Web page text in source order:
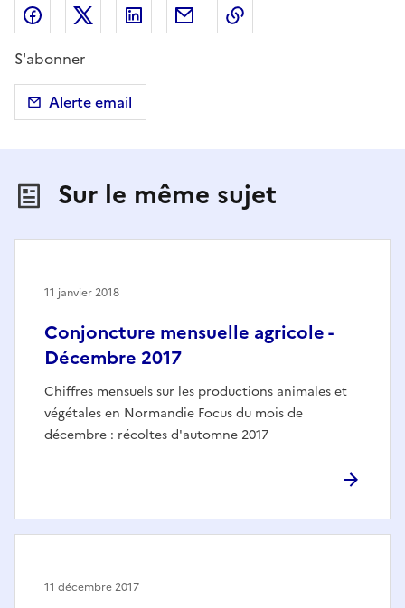
Partager sur Facebook
Partager sur X (anciennement Twitter)
Partager sur LinkedIn
Partager par email
S'abonner
Alerte email
Sur le même sujet
Conjoncture mensuelle agricole -
Décembre 2017
Chiffres mensuels sur les productions animales et
végétales en Normandie Focus du mois de
décembre : récoltes d'automne 2017
11 janvier 2018
11 décembre 2017